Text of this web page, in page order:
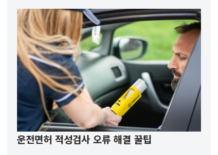
운전면허 적성검사 오류 해결 꿀팁